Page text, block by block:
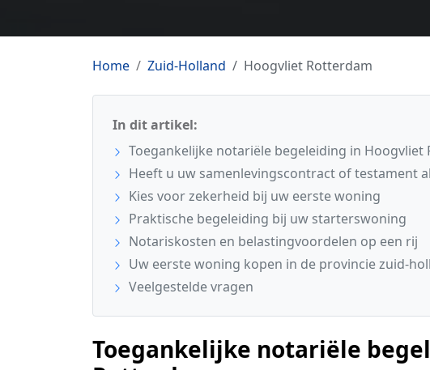
Home Zuid-Holland Hoogvliet Rotterdam
In dit artikel:
Toegankelijke notariële begeleiding in Hoogvliet
Heeft u uw samenlevingscontract of testament
Kies voor zekerheid bij uw eerste woning
Praktische begeleiding bij uw starterswoning
Notariskosten en belastingvoordelen op een rij
Uw eerste woning kopen in de provincie zuid-
Veelgestelde vragen
Toegankelijke notariële